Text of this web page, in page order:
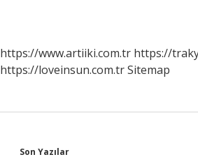
https://www.artiiki.com.tr https://
https://loveinsun.com.trSitemap
Son Yazılar